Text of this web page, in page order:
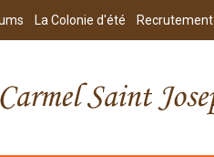
La Colonie d'été Recrutement